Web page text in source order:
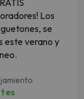
Los
se
este verano y